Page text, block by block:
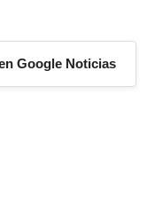
Google Noticias